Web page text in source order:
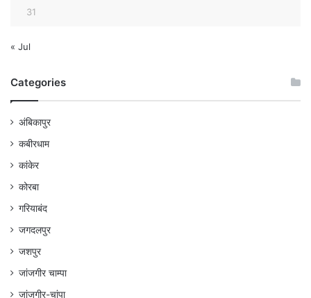
31
« Jul
Categories
अंबिकापुर
कबीरधाम
कांकेर
कोरबा
गरियाबंद
जगदलपुर
जशपुर
जांजगीर चाम्पा
जांजगीर-चांपा